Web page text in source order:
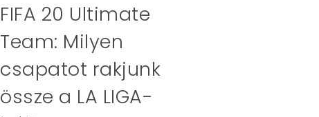
FIFA 20 Ultimate
Team: Milyen
csapatot rakjunk
össze a LA LIGA-